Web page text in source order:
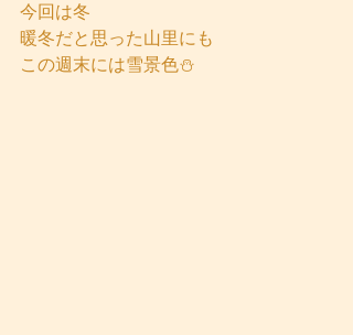
今回は冬
暖冬だと思った山里にも
この週末には雪景色⛄